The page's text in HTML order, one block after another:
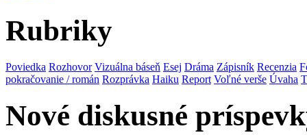
Rubriky
Poviedka Rozhovor Vizuálna báseň Esej Dráma Zápisník Recenzia
pokračovanie / román Rozprávka Haiku Report Voľné verše Úvaha
Nové diskusné